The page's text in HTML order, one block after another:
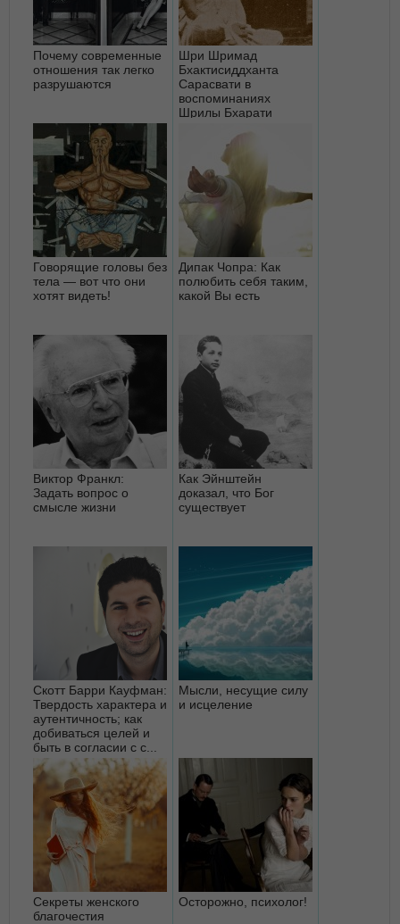
Почему современные
отношения так легко
разрушаются
Шри Шримад
Бхактисиддханта
Сарасвати в
воспоминаниях
Шрилы Бхарати
Говорящие головы без
тела — вот что они
хотят видеть!
Дипак Чопра: Как
полюбить себя таким,
какой Вы есть
Виктор Франкл:
Задать вопрос о
смысле жизни
Как Эйнштейн
доказал, что Бог
существует
Скотт Барри Кауфман:
Твердость характера и
аутентичность; как
добиваться целей и
быть в согласии с с...
Мысли, несущие силу
и исцеление
Секреты женского
благочестия
Осторожно, психолог!